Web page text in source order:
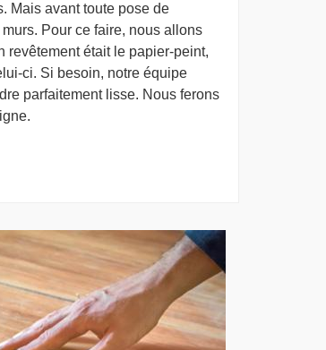
Mais avant toute pose de
Pour ce faire, nous allons
revêtement était le papier-peint,
ci. Si besoin, notre équipe
parfaitement lisse. Nous ferons